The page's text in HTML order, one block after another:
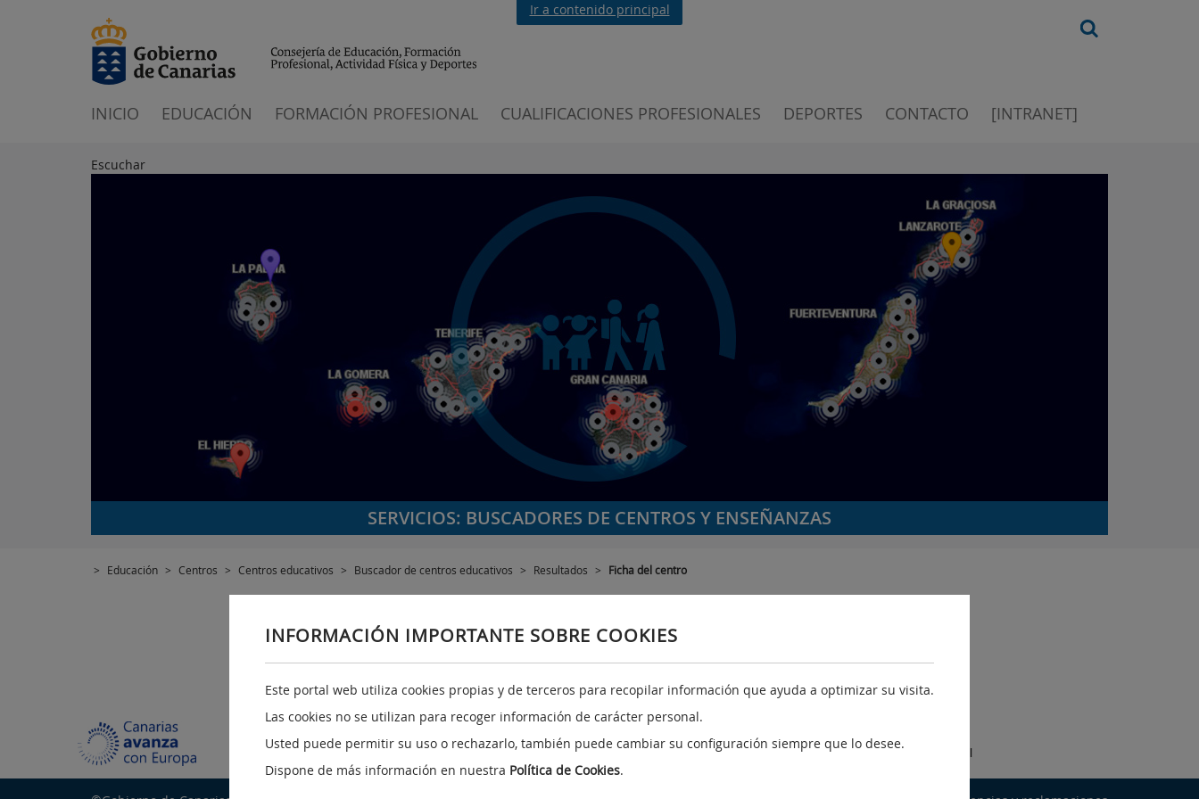
Ir a contenido principal
INICIO EDUCACIÓN FORMACIÓN PROFESIONAL CUALIFICACIONES PROFESIONALES DEPORTES CONTACTO [INTRANET]
Escuchar
SERVICIOS: BUSCADORES DE CENTROS Y ENSEÑANZAS
> Educación > Centros > Centros educativos > Buscador de centros educativos > Resultados > Ficha del centro
Desarrollo Regional
INFORMACIÓN IMPORTANTE SOBRE COOKIES
Este portal web utiliza cookies propias y de terceros para recopilar información que ayuda a optimizar su visita.
Las cookies no se utilizan para recoger información de carácter personal.
Usted puede permitir su uso o rechazarlo, también puede cambiar su configuración siempre que lo desee.
Dispone de más información en nuestra Política de Cookies.